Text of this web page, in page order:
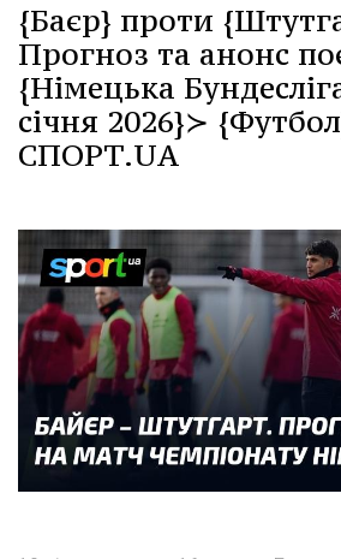
{Баєр} проти
Прогноз та анонс
{Німецька
січня 2026}≻
СПОРТ.UA